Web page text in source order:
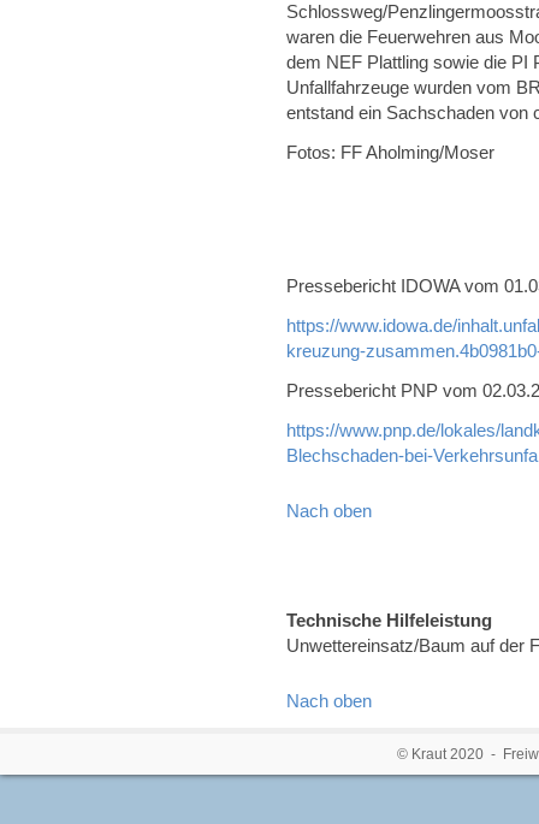
Schlossweg/
waren die Feuerwehren aus
dem NEF Plattling sowie die PI
Unfallfahrzeuge wurden vom
entstand ein Sachschaden von
Fotos: FF Aholming/Moser
Pressebericht IDOWA vom
https://www.idowa.de/
kreuzung-
Pressebericht PNP vom
https://www.pnp.de/lokales/
Blechschaden-bei-
Nach oben
Technische Hilfeleistung
Unwettereinsatz/Baum auf der
Nach oben
© Kraut 2020 -